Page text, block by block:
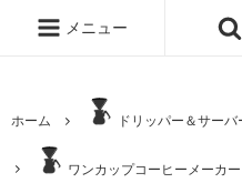
メニュー
ホーム ドリッパー＆サーバ
ワンカップコーヒーメーカー